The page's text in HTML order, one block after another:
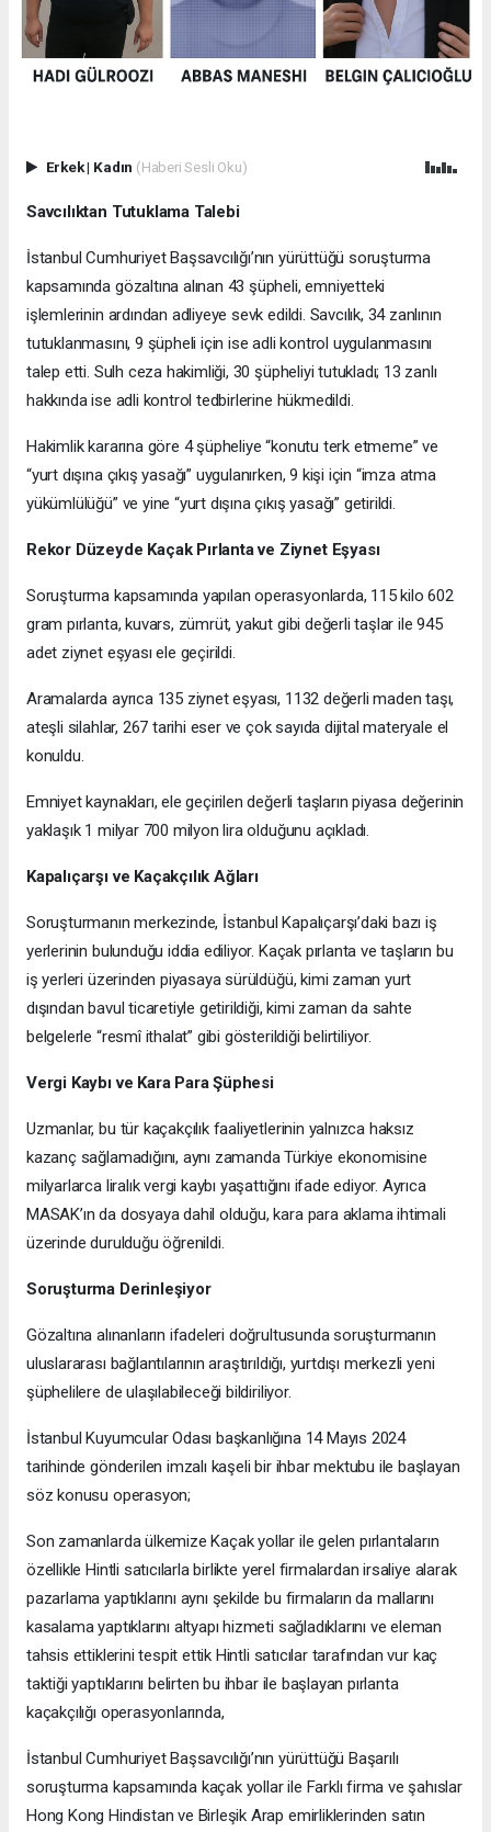
Erkek| Kadın (Haberi Sesli Oku)
Savcılıktan Tutuklama Talebi
İstanbul Cumhuriyet Başsavcılığı’nın yürüttüğü soruşturma
kapsamında gözaltına alınan 43 şüpheli, emniyetteki
işlemlerinin ardından adliyeye sevk edildi. Savcılık, 34 zanlının
tutuklanmasını, 9 şüpheli için ise adli kontrol uygulanmasını
talep etti. Sulh ceza hakimliği, 30 şüpheliyi tutukladı; 13 zanlı
hakkında ise adli kontrol tedbirlerine hükmedildi.
Hakimlik kararına göre 4 şüpheliye “konutu terk etmeme” ve
“yurt dışına çıkış yasağı” uygulanırken, 9 kişi için “imza atma
yükümlülüğü” ve yine “yurt dışına çıkış yasağı” getirildi.
Rekor Düzeyde Kaçak Pırlanta ve Ziynet Eşyası
Soruşturma kapsamında yapılan operasyonlarda, 115 kilo 602
gram pırlanta, kuvars, zümrüt, yakut gibi değerli taşlar ile 945
adet ziynet eşyası ele geçirildi.
Aramalarda ayrıca 135 ziynet eşyası, 1132 değerli maden taşı,
ateşli silahlar, 267 tarihi eser ve çok sayıda dijital materyale el
konuldu.
Emniyet kaynakları, ele geçirilen değerli taşların piyasa değerinin
yaklaşık 1 milyar 700 milyon lira olduğunu açıkladı.
Kapalıçarşı ve Kaçakçılık Ağları
Soruşturmanın merkezinde, İstanbul Kapalıçarşı’daki bazı iş
yerlerinin bulunduğu iddia ediliyor. Kaçak pırlanta ve taşların bu
iş yerleri üzerinden piyasaya sürüldüğü, kimi zaman yurt
dışından bavul ticaretiyle getirildiği, kimi zaman da sahte
belgelerle “resmî ithalat” gibi gösterildiği belirtiliyor.
Vergi Kaybı ve Kara Para Şüphesi
Uzmanlar, bu tür kaçakçılık faaliyetlerinin yalnızca haksız
kazanç sağlamadığını, aynı zamanda Türkiye ekonomisine
milyarlarca liralık vergi kaybı yaşattığını ifade ediyor. Ayrıca
MASAK’ın da dosyaya dahil olduğu, kara para aklama ihtimali
üzerinde durulduğu öğrenildi.
Soruşturma Derinleşiyor
Gözaltına alınanların ifadeleri doğrultusunda soruşturmanın
uluslararası bağlantılarının araştırıldığı, yurtdışı merkezli yeni
şüphelilere de ulaşılabileceği bildiriliyor.
İstanbul Kuyumcular Odası başkanlığına 14 Mayıs 2024
tarihinde gönderilen imzalı kaşeli bir ihbar mektubu ile başlayan
söz konusu operasyon;
Son zamanlarda ülkemize Kaçak yollar ile gelen pırlantaların
özellikle Hintli satıcılarla birlikte yerel firmalardan irsaliye alarak
pazarlama yaptıklarını aynı şekilde bu firmaların da mallarını
kasalama yaptıklarını altyapı hizmeti sağladıklarını ve eleman
tahsis ettiklerini tespit ettik Hintli satıcılar tarafından vur kaç
taktiği yaptıklarını belirten bu ihbar ile başlayan pırlanta
kaçakçılığı operasyonlarında,
İstanbul Cumhuriyet Başsavcılığı’nın yürüttüğü Başarılı
soruşturma kapsamında kaçak yollar ile Farklı firma ve şahıslar
Hong Kong Hindistan ve Birleşik Arap emirliklerinden satın